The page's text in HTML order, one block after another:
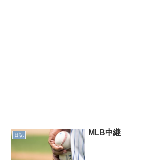
日記 MLB中継